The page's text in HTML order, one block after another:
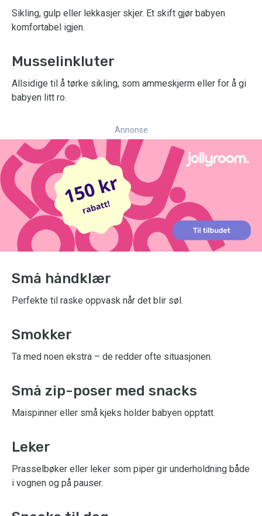
Sikling, gulp eller lekkasjer skjer. Et skift gjør babyen
komfortabel igjen.
Musselinkluter
Allsidige til å tørke sikling, som ammeskjerm eller for å gi
babyen litt ro.
Annonse
Små håndklær
Perfekte til raske oppvask når det blir søl.
Smokker
Ta med noen ekstra – de redder ofte situasjonen.
Små zip-poser med snacks
Maispinner eller små kjeks holder babyen opptatt.
Leker
Prasselbøker eller leker som piper gir underholdning både
i vognen og på pauser.